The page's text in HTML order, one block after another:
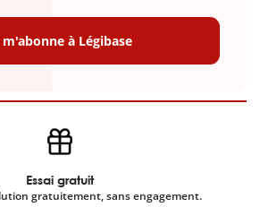
m'abonne à Légibase
Essai gratuit
gratuitement, sans engagement.